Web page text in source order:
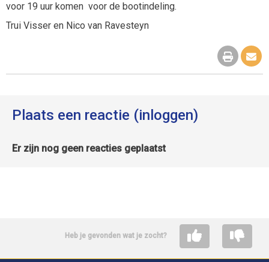
voor 19 uur komen voor de bootindeling.
Trui Visser en Nico van Ravesteyn
Plaats een reactie (inloggen)
Er zijn nog geen reacties geplaatst
Heb je gevonden wat je zocht?